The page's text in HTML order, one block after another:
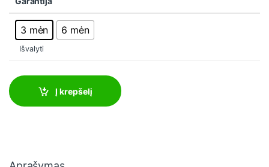
3 mėn 6 mėn
Išvalyti
Į krepšelį